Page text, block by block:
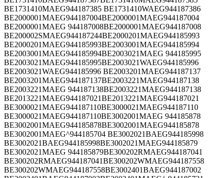
BE1731410MAEG944187385 BE1731410WAEG944187386
BE2000001MAEG944187004BE2000001MAEG944187004
BE2000001MAEG 944187008BE2000001MAEG944187008
BE200002SMAEG944187244BE2000201MAEG944185993
BE2000201MAEG944185993BE2003001MAEG944185994
BE2003001MAEG944185994BE2003021MAEG 944185995
BE2003021MAEG944185995BE2003021WAEG944185996
BE2003021WAEG944185996 BE2003201MAEG944187137
BE2003201MAEG944187137BE2003221MAEG944187138
BE2003221MAEG 944187138BE2003221MAEG944187138
BE2013221MAEG944187021BE2013221MAEG944187021
BE3000021MAEG944187110BE3000021MAEG944187110
BE3000021MAEG944187110BE3002001MAEG 944185878
BE3002001MAEG944185878BE3002001MAEG944185878
BE3002001MAEG^944185704 BE3002021BAEG944185998
BE3002021BAEG944185998BE3002021MAEG944185879
BE3002021MAEG 944185879BE300202RMAEG944187041
BE300202RMAEG944187041BE300202WMAEG944187558
BE300202WMAEG944187558BE3002401BAEG944187002